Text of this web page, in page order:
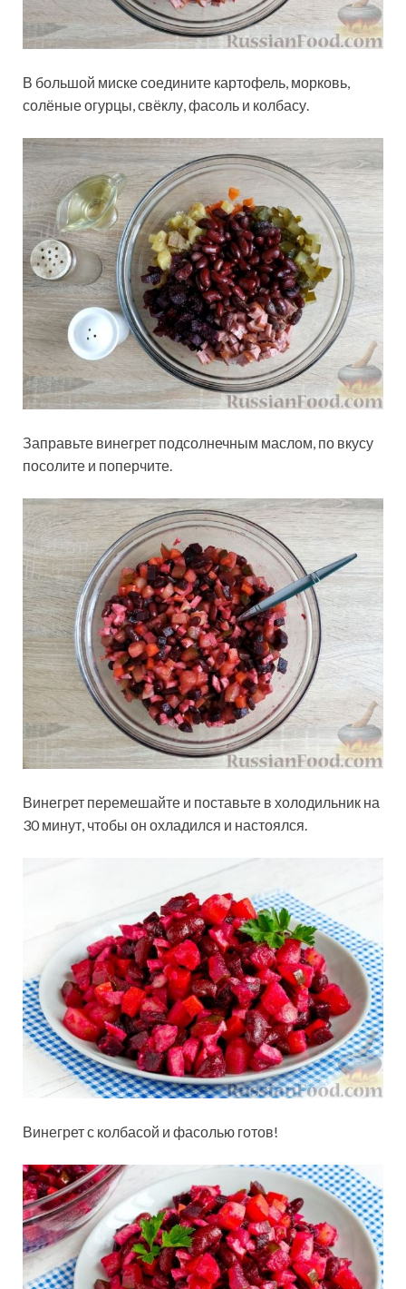
В большой миске соедините картофель, морковь,
солёные огурцы, свёклу, фасоль и колбасу.
Заправьте винегрет подсолнечным маслом, по вкусу
посолите и поперчите.
Винегрет перемешайте и поставьте в холодильник на
30 минут, чтобы он охладился и настоялся.
Винегрет с колбасой и фасолью готов!